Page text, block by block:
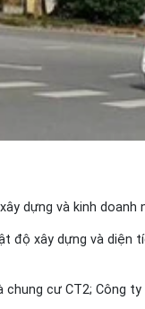
dựng và kinh doanh
độ xây dựng và diện
chung cư CT2; Công